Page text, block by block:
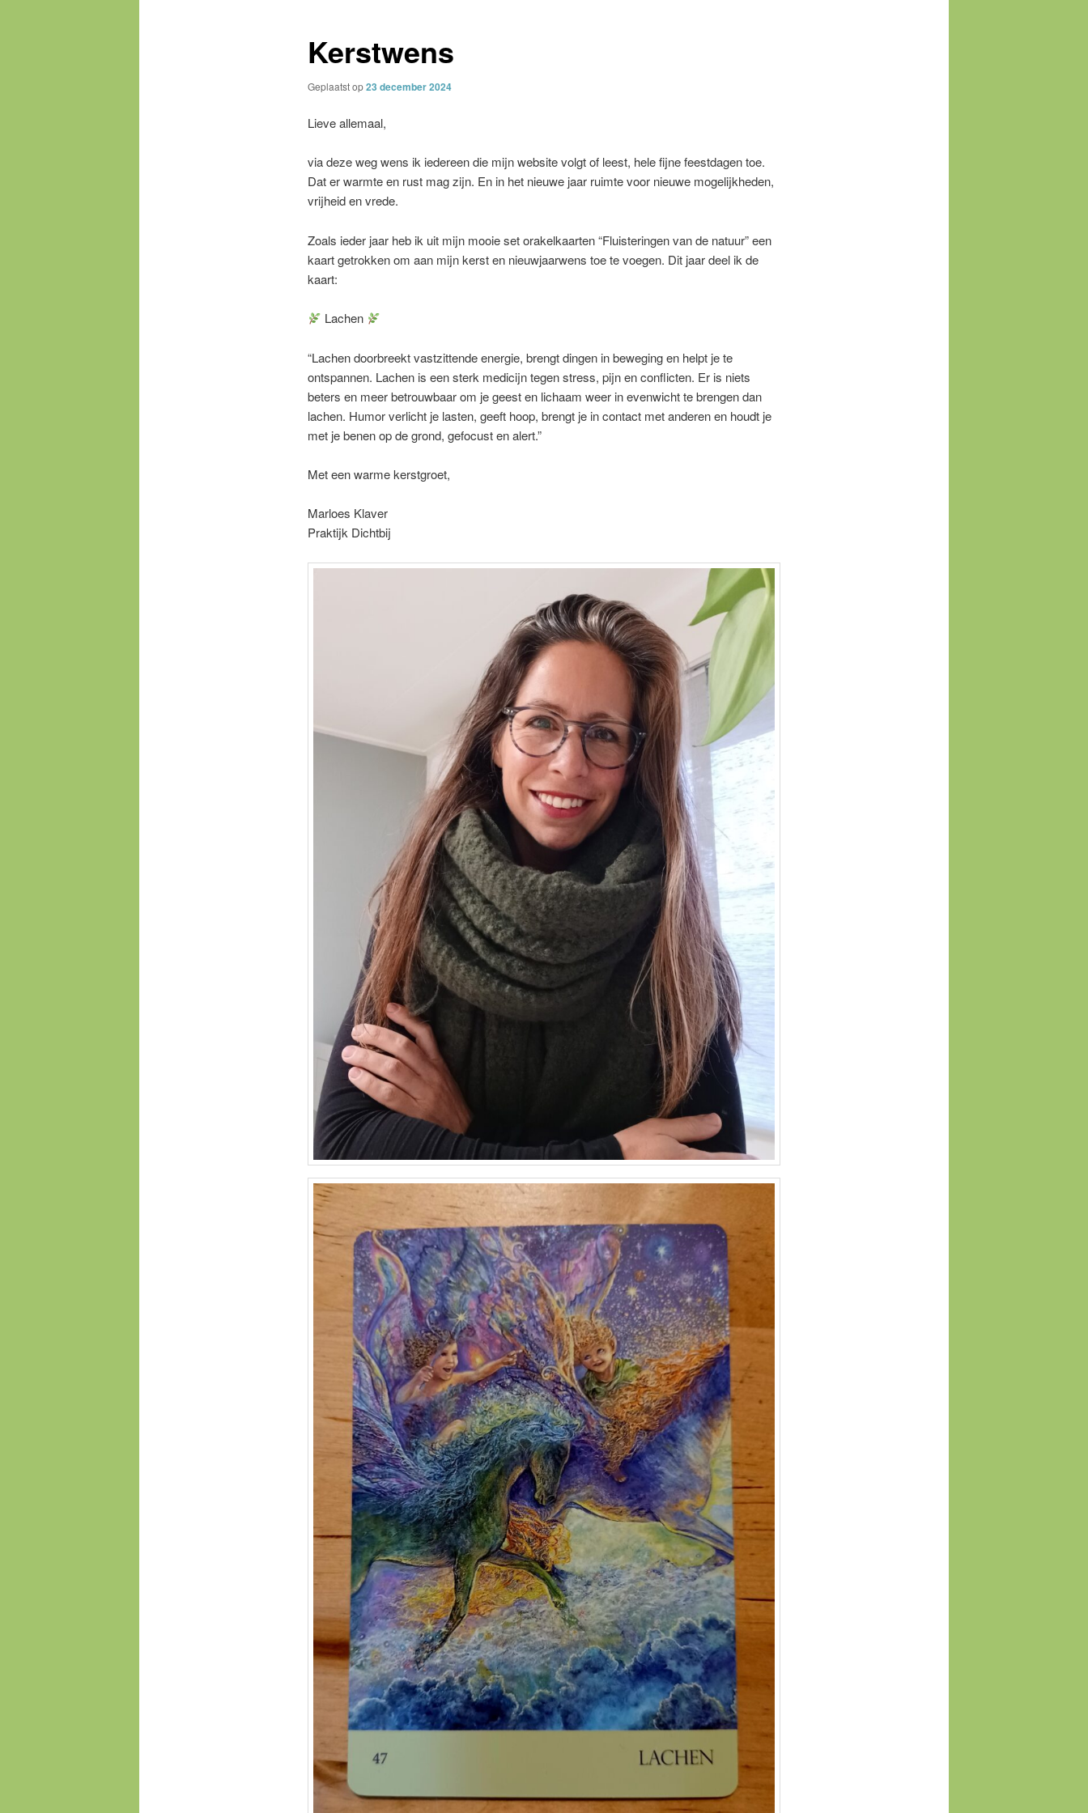
Kerstwens
Geplaatst op23 december 2024
Lieve allemaal,
via deze weg wens ik iedereen die mijn website volgt of leest, hele fijne feestdagen toe.
Dat er warmte en rust mag zijn. En in het nieuwe jaar ruimte voor nieuwe mogelijkheden,
vrijheid en vrede.
Zoals ieder jaar heb ik uit mijn mooie set orakelkaarten “Fluisteringen van de natuur” een
kaart getrokken om aan mijn kerst en nieuwjaarwens toe te voegen. Dit jaar deel ik de
kaart:
Lachen
“Lachen doorbreekt vastzittende energie, brengt dingen in beweging en helpt je te
ontspannen. Lachen is een sterk medicijn tegen stress, pijn en conflicten. Er is niets
beters en meer betrouwbaar om je geest en lichaam weer in evenwicht te brengen dan
lachen. Humor verlicht je lasten, geeft hoop, brengt je in contact met anderen en houdt je
met je benen op de grond, gefocust en alert.”
Met een warme kerstgroet,
Marloes Klaver
Praktijk Dichtbij